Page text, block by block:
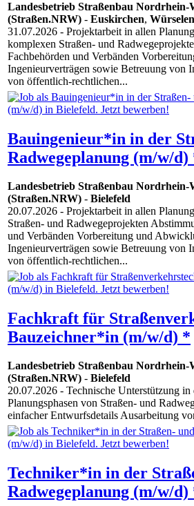
Landesbetrieb Straßenbau Nordrhein-
(Straßen.NRW) - Euskirchen, Würselen
31.07.2026 - Projektarbeit in allen
komplexen Straßen- und
Fachbehörden und Verbänden
Ingenieurverträgen sowie Betreuung von
von öffentlich-rechtlichen...
Bauingenieur*in in der
Radwegeplanung (m/w/d)
Landesbetrieb Straßenbau Nordrhein-
(Straßen.NRW) - Bielefeld
20.07.2026 - Projektarbeit in allen
Straßen- und Radwegeprojekten
und Verbänden Vorbereitung und
Ingenieurverträgen sowie Betreuung von
von öffentlich-rechtlichen...
Fachkraft für
Bauzeichner*in (m/w/d) *
Landesbetrieb Straßenbau Nordrhein-
(Straßen.NRW) - Bielefeld
20.07.2026 - Technische Unterstützung
Planungsphasen von Straßen- und
einfacher Entwurfsdetails Ausarbeitung
Techniker*in in der
Radwegeplanung (m/w/d)